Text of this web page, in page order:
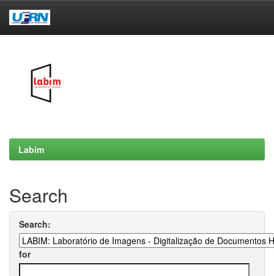
Labim
Search
Search:
for